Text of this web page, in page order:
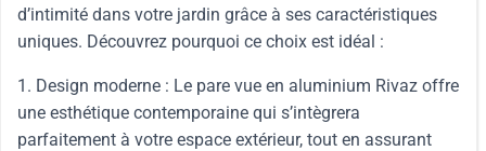
d’intimité dans votre jardin grâce à ses caractéristiques
uniques. Découvrez pourquoi ce choix est idéal :
1. Design moderne : Le pare vue en aluminium Rivaz offre
une esthétique contemporaine qui s’intègrera
parfaitement à votre espace extérieur, tout en assurant